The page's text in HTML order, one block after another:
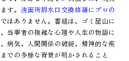
す。 洗面所排水口交換修繕にプロの
はありません。番組は、ゴミ屋山に
当事者の複雑な心理や人生の物語に
病気、人間関係の破綻、精神的な疾
での多様な背景が明かされること